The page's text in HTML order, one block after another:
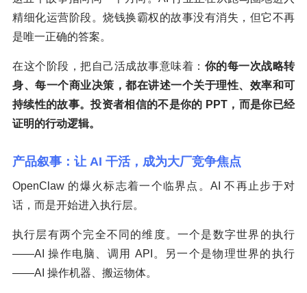
精细化运营阶段。烧钱换霸权的故事没有消失，但它不再
是唯一正确的答案。
在这个阶段，把自己活成故事意味着： 你的每一次战略转
身、每一个商业决策，都在讲述一个关于理性、效率和可
持续性的故事。投资者相信的不是你的 PPT，而是你已经
证明的行动逻辑。
产品叙事：让 AI 干活，成为大厂竞争焦点
OpenClaw 的爆火标志着一个临界点。AI 不再止步于对
话，而是开始进入执行层。
执行层有两个完全不同的维度。一个是数字世界的执行
——AI 操作电脑、调用 API。另一个是物理世界的执行
——AI 操作机器、搬运物体。